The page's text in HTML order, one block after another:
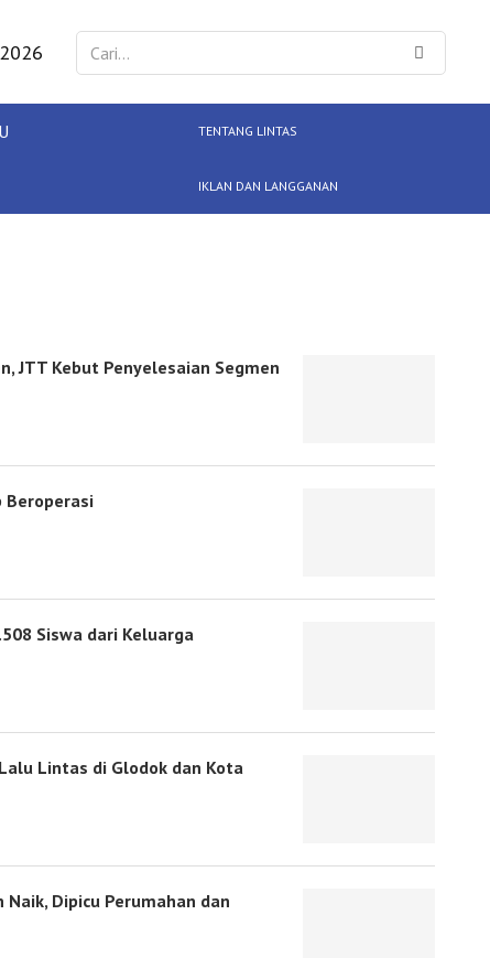
TENTANG LINTAS
IKLAN DAN LANGGANAN
JTT Kebut Penyelesaian Segmen
Beroperasi
Siswa dari Keluarga
Lintas di Glodok dan Kota
Dipicu Perumahan dan